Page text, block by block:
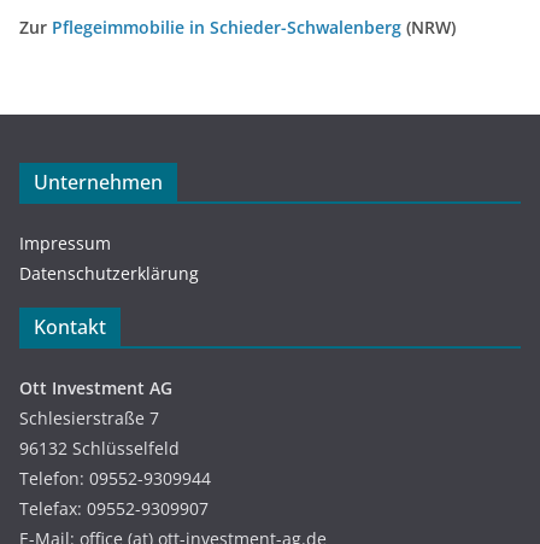
Zur Pflegeimmobilie in Schieder-Schwalenberg (NRW)
Unternehmen
Impressum
Datenschutzerklärung
Kontakt
Ott Investment AG
Schlesierstraße 7
96132 Schlüsselfeld
Telefon: 09552-9309944
Telefax: 09552-9309907
E-Mail: office (at) ott-investment-ag.de